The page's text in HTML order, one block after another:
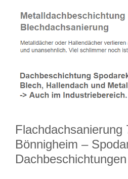
Flachdachsanierung
Bönnigheim –
Dachbeschichtungen